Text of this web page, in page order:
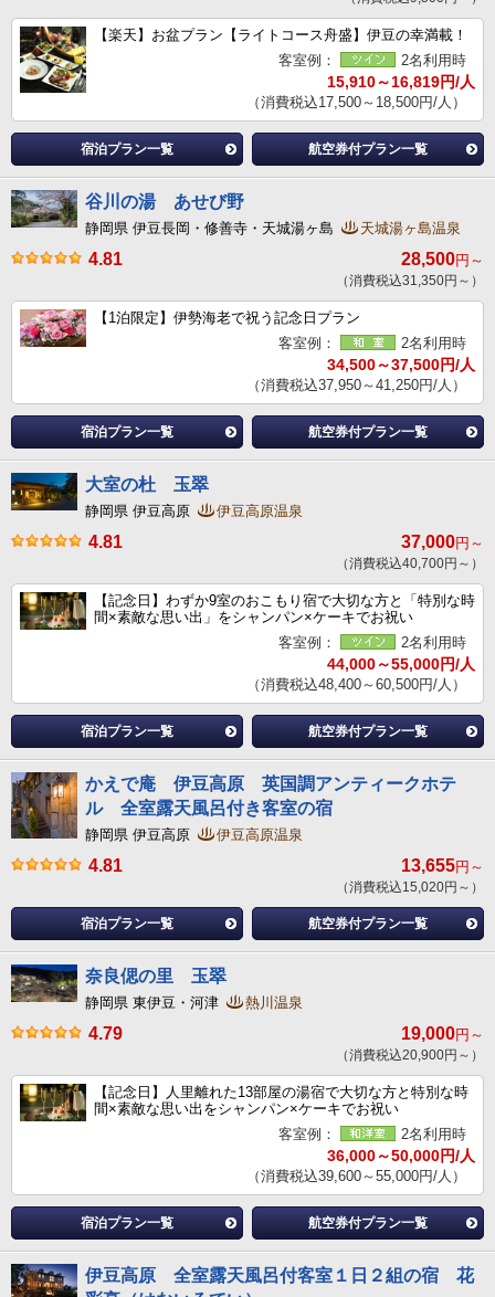
【楽天】お盆プラン【ライトコース舟盛】伊豆の幸満載！
客室例：
2名利用時
15,910～16,819円/人
（消費税込17,500～18,500円/人）
宿泊プラン一覧 航空券付プラン一覧
谷川の湯 あせび野
静岡県 伊豆長岡・修善寺・天城湯ヶ島 天城湯ヶ島温泉
4.81 28,500円～
（消費税込31,350円～）
【1泊限定】伊勢海老で祝う記念日プラン
客室例：
2名利用時
34,500～37,500円/人
（消費税込37,950～41,250円/人）
宿泊プラン一覧 航空券付プラン一覧
大室の杜 玉翠
静岡県 伊豆高原 伊豆高原温泉
4.81 37,000円～
（消費税込40,700円～）
【記念日】わずか9室のおこもり宿で大切な方と「特別な時
間×素敵な思い出」をシャンパン×ケーキでお祝い
客室例：
2名利用時
44,000～55,000円/人
（消費税込48,400～60,500円/人）
宿泊プラン一覧 航空券付プラン一覧
かえで庵 伊豆高原 英国調アンティークホテ
ル 全室露天風呂付き客室の宿
静岡県 伊豆高原 伊豆高原温泉
4.81 13,655円～
（消費税込15,020円～）
宿泊プラン一覧 航空券付プラン一覧
奈良偲の里 玉翠
静岡県 東伊豆・河津 熱川温泉
4.79 19,000円～
（消費税込20,900円～）
【記念日】人里離れた13部屋の湯宿で大切な方と特別な時
間×素敵な思い出をシャンパン×ケーキでお祝い
客室例：
2名利用時
36,000～50,000円/人
（消費税込39,600～55,000円/人）
宿泊プラン一覧 航空券付プラン一覧
伊豆高原 全室露天風呂付客室１日２組の宿 花